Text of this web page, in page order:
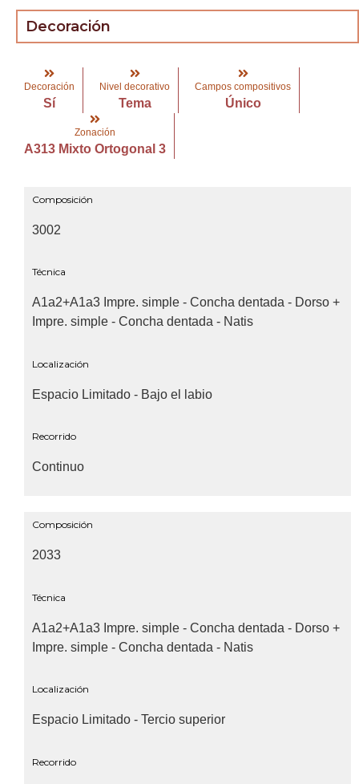
Decoración
Decoración
Sí
Nivel decorativo
Tema
Campos compositivos
Único
Zonación
A313 Mixto Ortogonal 3
Composición
3002
Técnica
A1a2+A1a3 Impre. simple - Concha dentada - Dorso +
Impre. simple - Concha dentada - Natis
Localización
Espacio Limitado - Bajo el labio
Recorrido
Continuo
Composición
2033
Técnica
A1a2+A1a3 Impre. simple - Concha dentada - Dorso +
Impre. simple - Concha dentada - Natis
Localización
Espacio Limitado - Tercio superior
Recorrido